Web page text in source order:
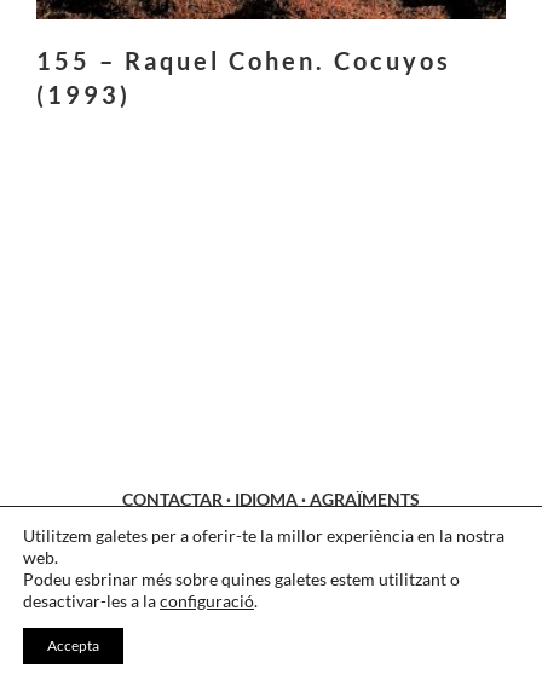
155 – Raquel Cohen. Cocuyos
(1993)
CONTACTAR · IDIOMA·AGRAÏMENTS
LEGAL·COOKIES·PRIVACITAT
Utilitzem galetes per a oferir-te la millor experiència en la nostra
web.
Podeu esbrinar més sobre quines galetes estem utilitzant o
desactivar-les a laconfiguració.
Accepta